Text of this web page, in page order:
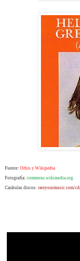
Fuente: Orbis y Wikipedia
Fotografía: commons.wikimedia.org
Carátulas discos: rateyourmusic.com/